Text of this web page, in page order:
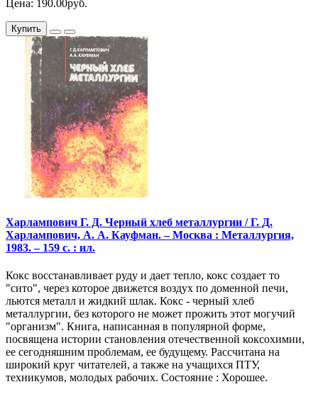
Цена: 190.00руб.
Купить
Харлампович Г. Д. Черный хлеб металлургии / Г. Д.
Харлампович, А. А. Кауфман. – Москва : Металлургия,
1983. – 159 с. : ил.
Кокс восстанавливает руду и дает тепло, кокс создает то
"сито", через которое движется воздух по доменной печи,
льются металл и жидкий шлак. Кокс - черный хлеб
металлургии, без которого не может прожить этот могучий
"организм". Книга, написанная в популярной форме,
посвящена истории становления отечественной коксохимии,
ее сегодняшним проблемам, ее будущему. Рассчитана на
широкий круг читателей, а также на учащихся ПТУ,
техникумов, молодых рабочих. Состояние : Хорошее.